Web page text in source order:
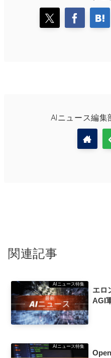
AIニュース編集
関連記事
AIニュース特集
エロ
AGI
AIニュース特集